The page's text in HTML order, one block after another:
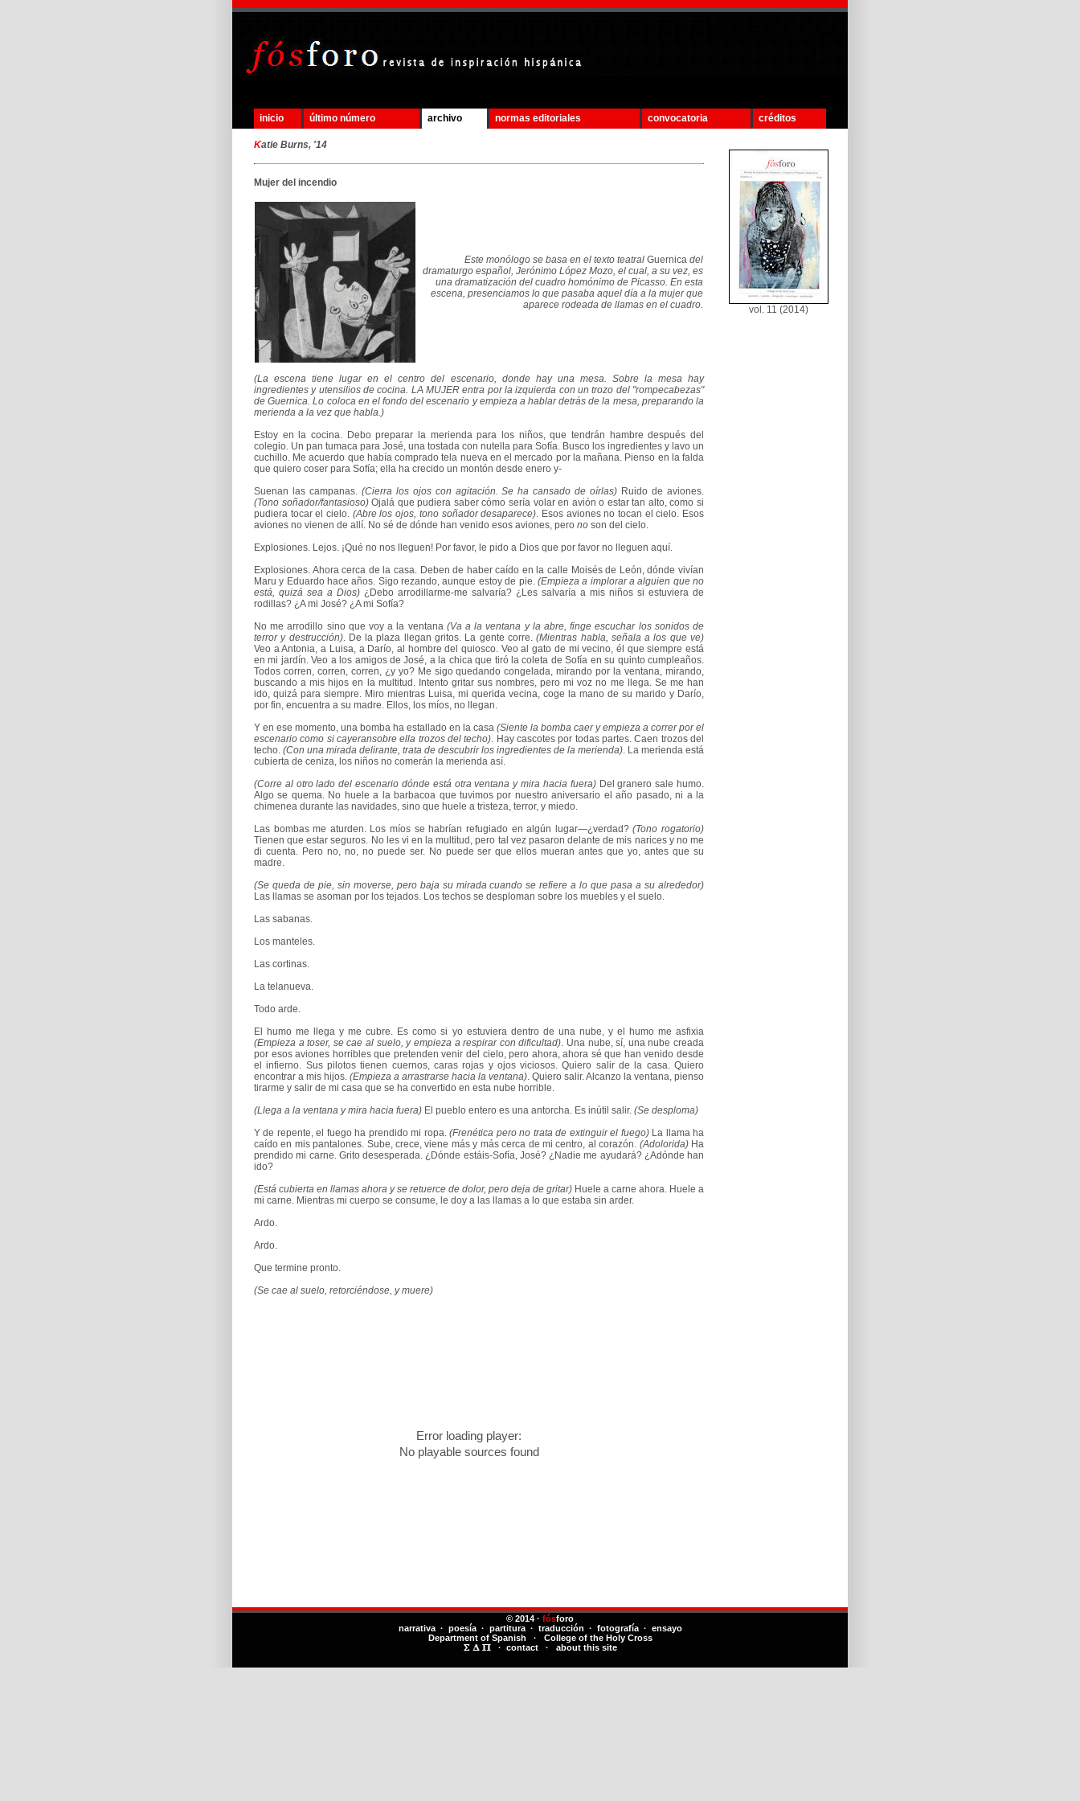
inicio último número archivo normas editoriales convocatoria créditos
Katie Burns, '14
Mujer del incendio
Este monólogo se basa en el texto teatral Guernica del
dramaturgo español, Jerónimo López Mozo, el cual, a su vez, es
una dramatización del cuadro homónimo de Picasso. En esta
escena, presenciamos lo que pasaba aquel día a la mujer que
aparece rodeada de llamas en el cuadro.
(La escena tiene lugar en el centro del escenario, donde hay una mesa. Sobre la mesa hay
ingredientes y utensilios de cocina. LA MUJER entra por la izquierda con un trozo del "rompecabezas"
de Guernica. Lo coloca en el fondo del escenario y empieza a hablar detrás de la mesa, preparando la
merienda a la vez que habla.)
Estoy en la cocina. Debo preparar la merienda para los niños, que tendrán hambre después del
colegio. Un pan tumaca para José, una tostada con nutella para Sofía. Busco los ingredientes y lavo un
cuchillo. Me acuerdo que había comprado tela nueva en el mercado por la mañana. Pienso en la falda
que quiero coser para Sofía; ella ha crecido un montón desde enero y-
Suenan las campanas. (Cierra los ojos con agitación. Se ha cansado de oírlas) Ruido de aviones.
(Tono soñador/fantasioso)Ojalá que pudiera saber cómo sería volar en avión o estar tan alto, como si
pudiera tocar el cielo. (Abre los ojos, tono soñador desaparece). Esos aviones no tocan el cielo. Esos
aviones no vienen de allí. No sé de dónde han venido esos aviones, pero no son del cielo.
Explosiones. Lejos. ¡Qué no nos lleguen! Por favor, le pido a Dios que por favor no lleguen aquí.
Explosiones. Ahora cerca de la casa. Deben de haber caído en la calle Moisés de León, dónde vivían
Maru y Eduardo hace años. Sigo rezando, aunque estoy de pie. (Empieza a implorar a alguien que no
está, quizá sea a Dios) ¿Debo arrodillarme-me salvaría? ¿Les salvaría a mis niños si estuviera de
rodillas? ¿A mi José? ¿A mi Sofía?
No me arrodillo sino que voy a la ventana (Va a la ventana y la abre, finge escuchar los sonidos de
terror y destrucción). De la plaza llegan gritos. La gente corre.(Mientras habla, señala a los que ve)
Veo a Antonia, a Luisa, a Darío, al hombre del quiosco. Veo al gato de mi vecino, él que siempre está
en mi jardín. Veo a los amigos de José, a la chica que tiró la coleta de Sofía en su quinto cumpleaños.
Todos corren, corren, corren, ¿y yo? Me sigo quedando congelada, mirando por la ventana, mirando,
buscando a mis hijos en la multitud. Intento gritar sus nombres, pero mi voz no me llega. Se me han
ido, quizá para siempre. Miro mientras Luisa, mi querida vecina, coge la mano de su marido y Darío,
por fin, encuentra a su madre. Ellos, los míos, no llegan.
Y en ese momento, una bomba ha estallado en la casa (Siente la bomba caer y empieza a correr por el
escenario como si cayeransobre ella trozos del techo). Hay cascotes por todas partes. Caen trozos del
techo. (Con una mirada delirante, trata de descubrir los ingredientes de la merienda). La merienda está
cubierta de ceniza, los niños no comerán la merienda así.
(Corre al otro lado del escenario dónde está otra ventana y mira hacia fuera)Del granero sale humo.
Algo se quema. No huele a la barbacoa que tuvimos por nuestro aniversario el año pasado, ni a la
chimenea durante las navidades, sino que huele a tristeza, terror, y miedo.
Las bombas me aturden. Los míos se habrían refugiado en algún lugar—¿verdad?(Tono rogatorio)
Tienen que estar seguros. No les vi en la multitud, pero tal vez pasaron delante de mis narices y no me
di cuenta. Pero no, no, no puede ser. No puede ser que ellos mueran antes que yo, antes que su
madre.
(Se queda de pie, sin moverse, pero baja su mirada cuando se refiere a lo que pasa a su alrededor)
Las llamas se asoman por los tejados. Los techos se desploman sobre los muebles y el suelo.
Las sabanas.
Los manteles.
Las cortinas.
La telanueva.
Todo arde.
El humo me llega y me cubre. Es como si yo estuviera dentro de una nube, y el humo me asfixia
(Empieza a toser, se cae al suelo, y empieza a respirar con dificultad). Una nube, sí, una nube creada
por esos aviones horribles que pretenden venir del cielo, pero ahora, ahora sé que han venido desde
el infierno. Sus pilotos tienen cuernos, caras rojas y ojos viciosos. Quiero salir de la casa. Quiero
encontrar a mis hijos. (Empieza a arrastrarse hacia la ventana). Quiero salir. Alcanzo la ventana, pienso
tirarme y salir de mi casa que se ha convertido en esta nube horrible.
(Llega a la ventana y mira hacia fuera) El pueblo entero es una antorcha. Es inútil salir. (Se desploma)
Y de repente, el fuego ha prendido mi ropa.(Frenética pero no trata de extinguir el fuego)La llama ha
caído en mis pantalones. Sube, crece, viene más y más cerca de mi centro, al corazón. (Adolorida)Ha
prendido mi carne. Grito desesperada. ¿Dónde estáis-Sofía, José? ¿Nadie me ayudará? ¿Adónde han
ido?
(Está cubierta en llamas ahora y se retuerce de dolor, pero deja de gritar) Huele a carne ahora. Huele a
mi carne. Mientras mi cuerpo se consume, le doy a las llamas a lo que estaba sin arder.
Ardo.
Ardo.
Que termine pronto.
(Se cae al suelo, retorciéndose, y muere)
Error loading player:
No playable sources found
vol. 11 (2014)
© 2014 · fósforo
narrativa · poesía · partitura · traducción · fotografía · ensayo
Department of Spanish
· College of the Holy Cross
· contact· about this site